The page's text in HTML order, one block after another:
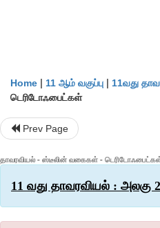
Home | 11 ஆம் வகுப்பு | 11வது
டெரிடோஃபைட்கள்
Prev Page
தாவரவியல் - ஸ்டீலின் வகைகள் -
11 வது தாவரவியல் : அலகு